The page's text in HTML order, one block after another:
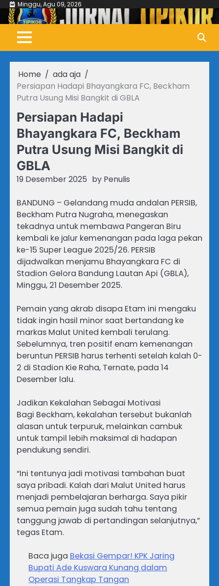
Skip
content
Minggu, Agu 09, 2026
Home
ada aja
Persiapan Hadapi Bhayangkara FC, Beckham
Putra Usung Misi Bangkit di GBLA
Persiapan Hadapi
Bhayangkara FC, Beckham
Putra Usung Misi Bangkit di
GBLA
19 Desember 2025 by Penulis
BANDUNG – Gelandang muda andalan PERSIB,
Beckham Putra Nugraha, menegaskan
tekadnya untuk membawa Pangeran Biru
kembali ke jalur kemenangan pada laga pekan
ke-15 Super League 2025/26. PERSIB
dijadwalkan menjamu Bhayangkara FC di
Stadion Gelora Bandung Lautan Api (GBLA),
Minggu, 21 Desember 2025.
Pemain yang akrab disapa Etam ini mengaku
tidak ingin hasil minor saat bertandang ke
markas Malut United kembali terulang.
Sebelumnya, tren positif enam kemenangan
beruntun PERSIB harus terhenti setelah kalah 0-
2 di Stadion Kie Raha, Ternate, pada 14
Desember lalu.
Jadikan Kekalahan Sebagai Motivasi
Bagi Beckham, kekalahan tersebut bukanlah
alasan untuk terpuruk, melainkan cambuk
untuk tampil lebih maksimal di hadapan
pendukung sendiri.
“Ini tentunya jadi motivasi tambahan buat
saya pribadi. Kalah dari Malut United harus
menjadi pembelajaran berharga. Saya pikir
semua pemain juga sudah tahu tentang
tanggung jawab di pertandingan selanjutnya,”
tegas Etam.
Baca juga Bekasi Gempar! KPK Jaring
Bupati Ade Kuswara Kunang dalam
Operasi Tangkap Tangan